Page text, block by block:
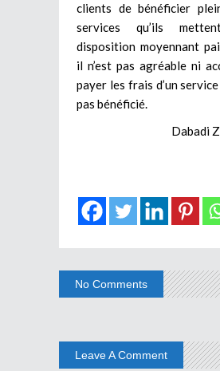
clients de bénéficier
services qu’ils
disposition moyennant
il n’est pas agréable ni
payer les frais d’un
pas bénéficié.
Dabadi
No Comments
Leave A Comment